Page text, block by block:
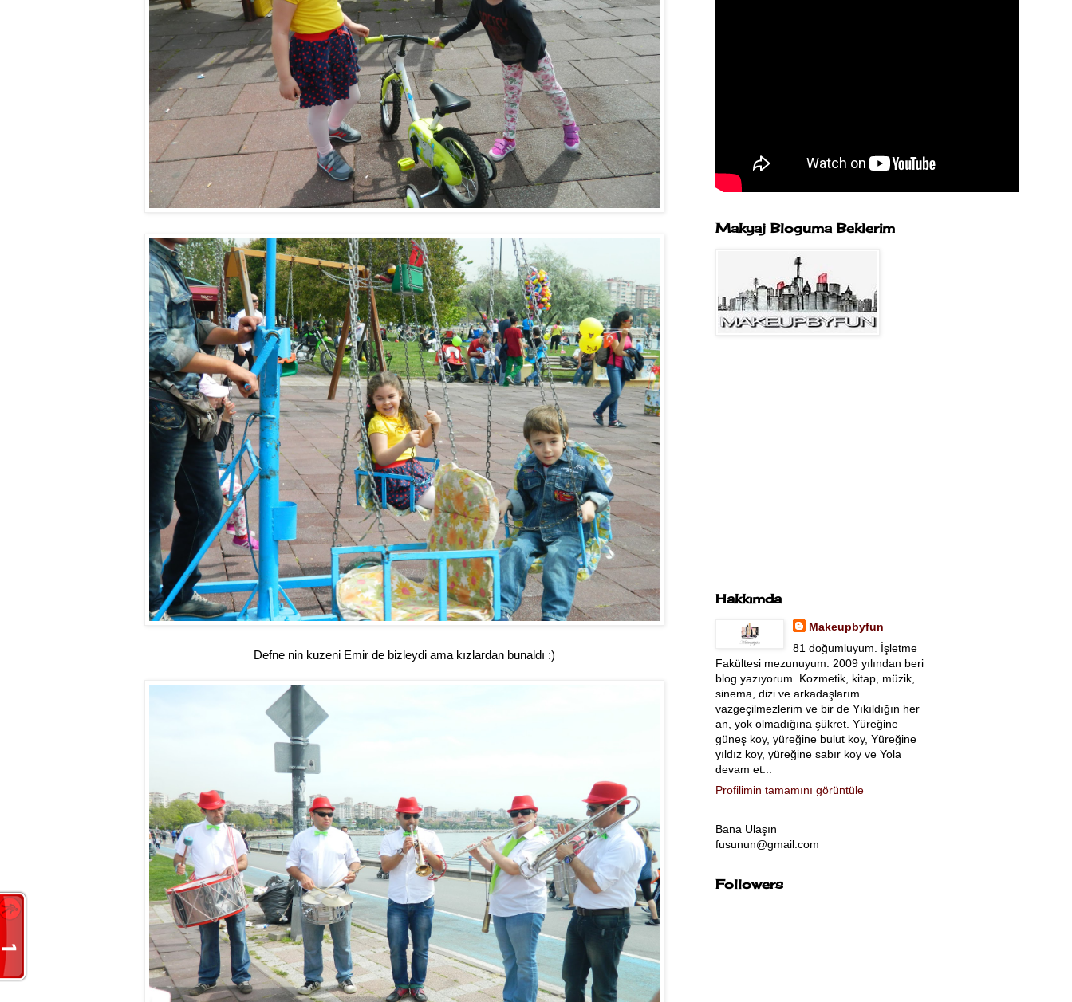
Defne nin kuzeni Emir de bizleydi ama kızlardan bunaldı :)
Makyaj Bloguma Beklerim
Hakkımda
Makeupbyfun
81 doğumluyum. İşletme
Fakültesi mezunuyum. 2009 yılından beri
blog yazıyorum. Kozmetik, kitap, müzik,
sinema, dizi ve arkadaşlarım
vazgeçilmezlerim ve bir de Yıkıldığın her
an, yok olmadığına şükret. Yüreğine
güneş koy, yüreğine bulut koy, Yüreğine
yıldız koy, yüreğine sabır koy ve Yola
devam et...
Profilimin tamamını görüntüle
Bana Ulaşın
fusunun@gmail.com
Followers